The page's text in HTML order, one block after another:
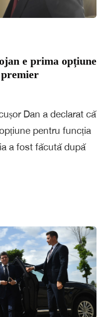
e prima opțiune
Dan a declarat că
pentru funcția
a fost făcută după